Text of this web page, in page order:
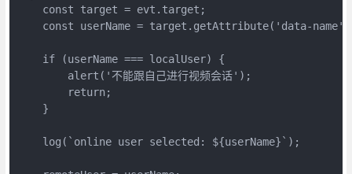
    const target = evt.target;
const userName = target.getAttribute('data-
    if (userName === localUser) {
        alert('不能跟自己进行视频会话');
        return;
    }
    log(`online user selected: ${userName}`);